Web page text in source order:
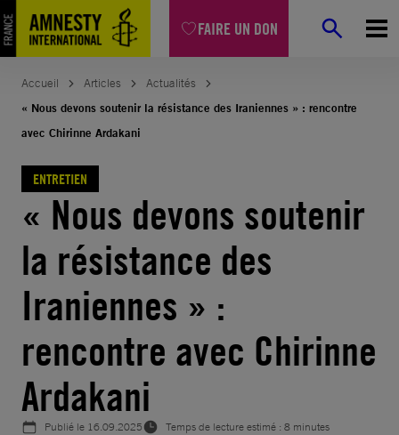
FAIRE UN DON
Aller
au
contenu
Accueil Articles
Actualités
« Nous devons soutenir la résistance des Iraniennes » : rencontre
avec Chirinne Ardakani
ENTRETIEN
« Nous devons soutenir
la résistance des
Iraniennes » :
rencontre avec Chirinne
Ardakani
Publié le 16.09.2025
Temps de lecture estimé : 8 minutes